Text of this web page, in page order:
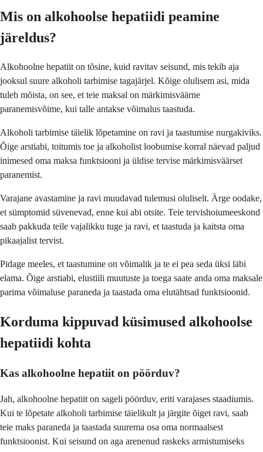
Mis on alkohoolse hepatiidi peamine
järeldus?
Alkohoolne hepatiit on tõsine, kuid ravitav seisund, mis tekib aja
jooksul suure alkoholi tarbimise tagajärjel. Kõige olulisem asi, mida
tuleb mõista, on see, et teie maksal on märkimisväärne
paranemisvõime, kui talle antakse võimalus taastuda.
Alkoholi tarbimise täielik lõpetamine on ravi ja taastumise nurgakiviks.
Õige arstiabi, toitumis toe ja alkoholist loobumise korral näevad paljud
inimesed oma maksa funktsiooni ja üldise tervise märkimisväärset
paranemist.
Varajane avastamine ja ravi muudavad tulemusi oluliselt. Ärge oodake,
et sümptomid süvenevad, enne kui abi otsite. Teie tervishoiumeeskond
saab pakkuda teile vajalikku tuge ja ravi, et taastuda ja kaitsta oma
pikaajalist tervist.
Pidage meeles, et taastumine on võimalik ja te ei pea seda üksi läbi
elama. Õige arstiabi, elustiili muutuste ja toega saate anda oma maksale
parima võimaluse paraneda ja taastada oma elutähtsad funktsioonid.
Korduma kippuvad küsimused alkohoolse
hepatiidi kohta
Kas alkohoolne hepatiit on pöörduv?
Jah, alkohoolne hepatiit on sageli pöörduv, eriti varajases staadiumis.
Kui te lõpetate alkoholi tarbimise täielikult ja järgite õiget ravi, saab
teie maks paraneda ja taastada suurema osa oma normaalsest
funktsioonist. Kui seisund on aga arenenud raskeks armistumiseks